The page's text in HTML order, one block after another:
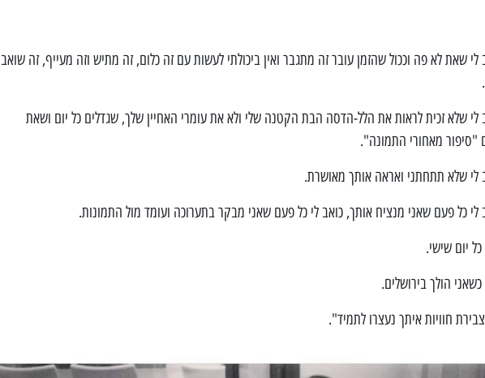
לי שאת לא פה וככול שהזמן עובר זה מתגבר ואין ביכולתי לעשות עם זה כלום, זה מתיש וזה מעייף, זה שואב
לי שלא זכית לראות את הלל-הדסה הבת הקטנה שלי ולא את עומרי האחיין שלך, שגדלים כל יום ושאת
"סיפור מאחורי התמונה".
לי שלא תתחתני ואראה אותך מאושרת.
לי כל פעם שאני מנציח אותך, כואב לי כל פעם שאני מבקר בתערוכה ועומד מול התמונות.
כל יום שישי.
כשאני הולך בירושלים.
חוויות איתך נעצרו לתמיד".